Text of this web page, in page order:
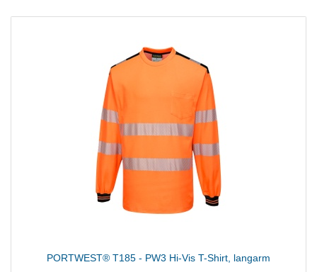
PORTWEST® T185 - PW3 Hi-Vis T-Shirt, langarm